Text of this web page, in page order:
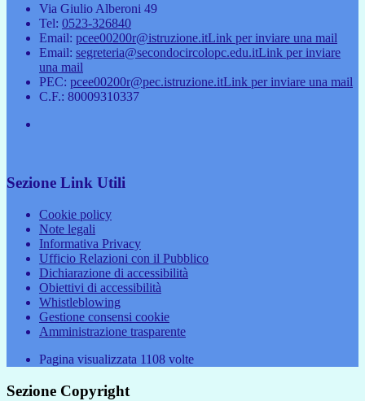
Via Giulio Alberoni 49
Tel: 0523-326840
Email: pcee00200r@istruzione.itLink per inviare una mail
Email: segreteria@secondocircolopc.edu.itLink per inviare
una mail
PEC: pcee00200r@pec.istruzione.itLink per inviare una mail
C.F.: 80009310337
Sezione Link Utili
Cookie policy
Note legali
Informativa Privacy
Ufficio Relazioni con il Pubblico
Dichiarazione di accessibilità
Obiettivi di accessibilità
Whistleblowing
Gestione consensi cookie
Amministrazione trasparente
Pagina visualizzata 1108 volte
Sezione Copyright